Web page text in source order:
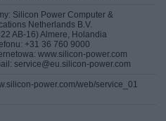
Silicon Power Computer &
Netherlands B.V.
AB-16) Almere, Holandia
+31 36 760 9000
www.silicon-power.com
service@eu.silicon-power.com
power.com/web/service_01